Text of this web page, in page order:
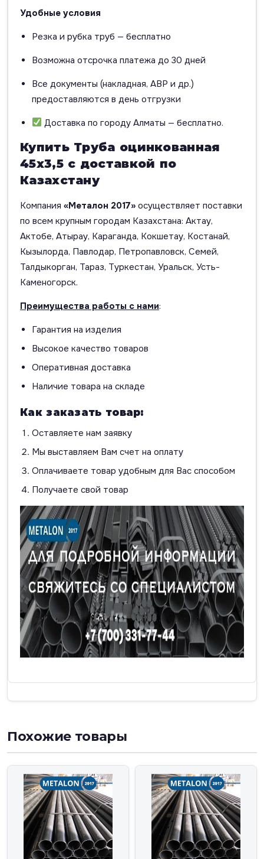
Удобные условия
Резка и рубка труб — бесплатно
Возможна отсрочка платежа до 30 дней
Все документы (накладная, АВР и др.)
предоставляются в день отгрузки
Доставка по городу Алматы — бесплатно.
Купить Труба оцинкованная
45х3,5 с доставкой по
Казахстану
Компания «Металон 2017» осуществляет поставки
по всем крупным городам Казахстана: Актау,
Актобе, Атырау, Караганда, Кокшетау, Костанай,
Кызылорда, Павлодар, Петропавловск, Семей,
Талдыкорган, Тараз, Туркестан, Уральск, Усть-
Каменогорск.
Преимущества работы с нами:
Гарантия на изделия
Высокое качество товаров
Оперативная доставка
Наличие товара на складе
Как заказать товар:
Оставляете нам заявку
Мы выставляем Вам счет на оплату
Оплачиваете товар удобным для Вас способом
Получаете свой товар
Похожие товары